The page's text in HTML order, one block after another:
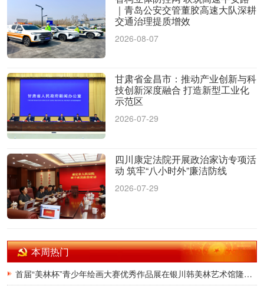
｜青岛公安交管董胶高速大队深耕
交通治理提质增效
2026-08-07
甘肃省金昌市：推动产业创新与科
技创新深度融合 打造新型工业化
示范区
2026-07-29
四川康定法院开展政治家访专项活
动 筑牢“八小时外”廉洁防线
2026-07-29
本周热门
首届“美林杯”青少年绘画大赛优秀作品展在银川韩美林艺术馆隆重开幕